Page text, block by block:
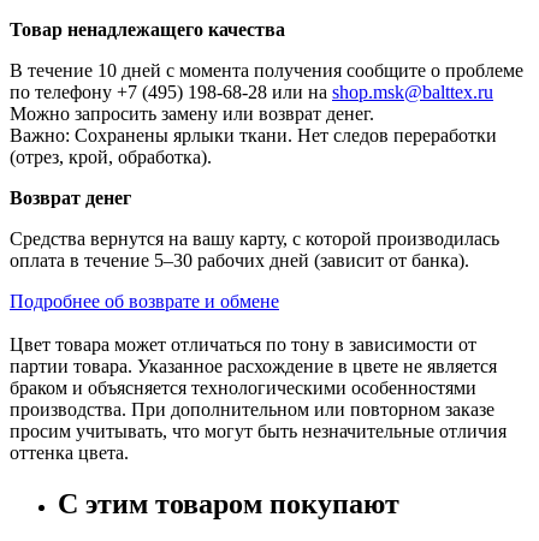
Товар ненадлежащего качества
В течение 10 дней с момента получения сообщите о проблеме
по телефону +7 (495) 198-68-28 или на shop.msk@balttex.ru
Можно запросить замену или возврат денег.
Важно: Сохранены ярлыки ткани. Нет следов переработки
(отрез, крой, обработка).
Возврат денег
Средства вернутся на вашу карту, с которой производилась
оплата в течение 5–30 рабочих дней (зависит от банка).
Подробнее об возврате и обмене
Цвет товара может отличаться по тону в зависимости от
партии товара. Указанное расхождение в цвете не является
браком и объясняется технологическими особенностями
производства. При дополнительном или повторном заказе
просим учитывать, что могут быть незначительные отличия
оттенка цвета.
С этим товаром покупают